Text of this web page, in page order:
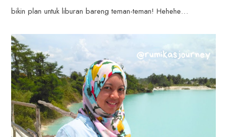
bikin plan untuk liburan bareng teman-teman! Hehehe…